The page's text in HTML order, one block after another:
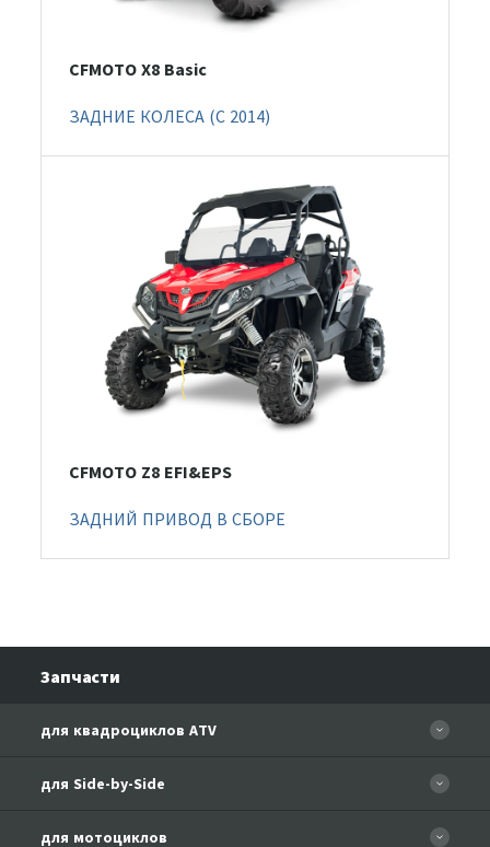
CFMOTO X8 Basic
ЗАДНИЕ КОЛЕСА (C 2014)
CFMOTO Z8 EFI&EPS
ЗАДНИЙ ПРИВОД В СБОРЕ
Запчасти
для квадроциклов ATV
CFORCE 110 EFI
CF500-A Basic
для Side-by-Side
для мотоциклов